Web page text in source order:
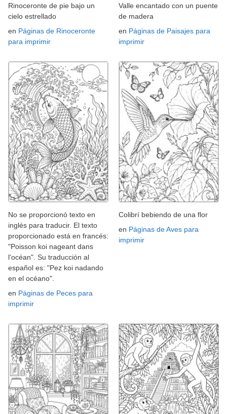
Rinoceronte de pie bajo un
cielo estrellado
en Páginas de Rinoceronte
para imprimir
Valle encantado con un puente
de madera
en Páginas de Paisajes para
imprimir
No se proporcionó texto en
inglés para traducir. El texto
proporcionado está en francés:
"Poisson koi nageant dans
l'océan". Su traducción al
español es: "Pez koi nadando
en el océano".
en Páginas de Peces para
imprimir
Colibrí bebiendo de una flor
en Páginas de Aves para
imprimir